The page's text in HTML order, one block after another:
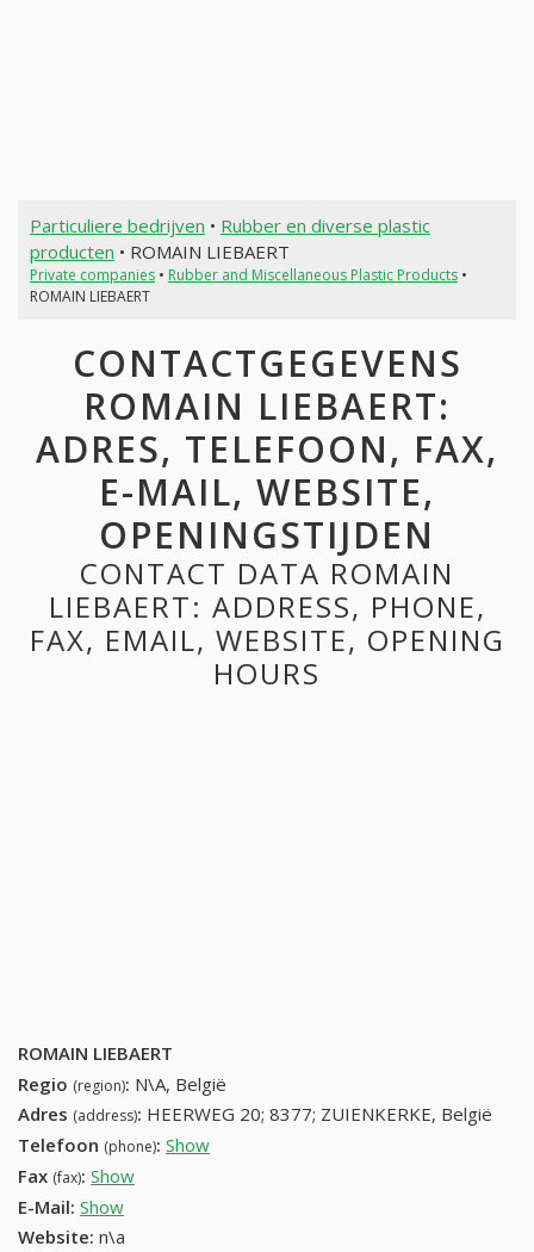
Particuliere bedrijven • Rubber en diverse plastic
producten • ROMAIN LIEBAERT
Private companies• Rubber and Miscellaneous Plastic Products•
ROMAIN LIEBAERT
CONTACTGEGEVENS
ROMAIN LIEBAERT:
ADRES, TELEFOON, FAX,
E-MAIL, WEBSITE,
OPENINGSTIJDEN
CONTACT DATA ROMAIN
LIEBAERT: ADDRESS, PHONE,
FAX, EMAIL, WEBSITE, OPENING
HOURS
ROMAIN LIEBAERT
Regio (region): N\A, België
Adres (address): HEERWEG 20; 8377; ZUIENKERKE, België
Telefoon (phone): Show
Fax (fax): Show
E-Mail: Show
Website: n\a